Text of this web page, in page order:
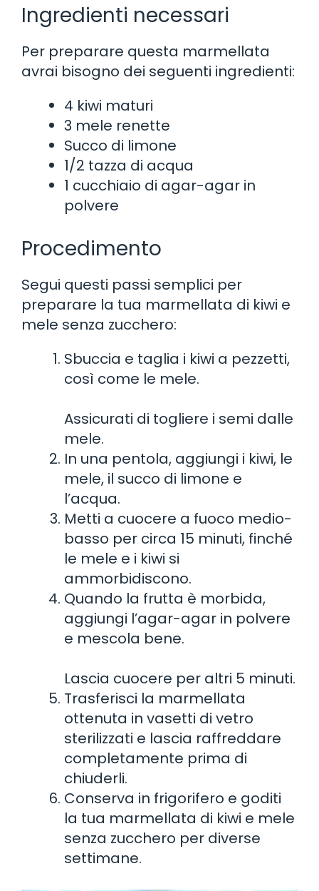
Ingredienti necessari
Per preparare questa marmellata
avrai bisogno dei seguenti ingredienti:
4 kiwi maturi
3 mele renette
Succo di limone
1/2 tazza di acqua
1 cucchiaio di agar-agar in
polvere
Procedimento
Segui questi passi semplici per
preparare la tua marmellata di kiwi e
mele senza zucchero:
Sbuccia e taglia i kiwi a pezzetti,
così come le mele.
Assicurati di togliere i semi dalle
mele.
In una pentola, aggiungi i kiwi, le
mele, il succo di limone e
l’acqua.
Metti a cuocere a fuoco medio-
basso per circa 15 minuti, finché
le mele e i kiwi si
ammorbidiscono.
Quando la frutta è morbida,
aggiungi l’agar-agar in polvere
e mescola bene.
Lascia cuocere per altri 5 minuti.
Trasferisci la marmellata
ottenuta in vasetti di vetro
sterilizzati e lascia raffreddare
completamente prima di
chiuderli.
Conserva in frigorifero e goditi
la tua marmellata di kiwi e mele
senza zucchero per diverse
settimane.